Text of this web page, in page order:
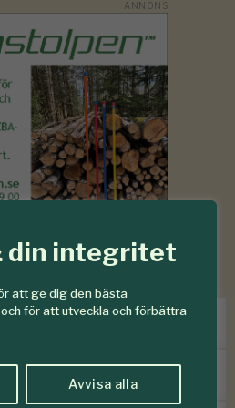
din integritet
att ge dig den bästa
för att utveckla och förbättra
Avvisa alla
försvagar sommargran
följer skadegörare